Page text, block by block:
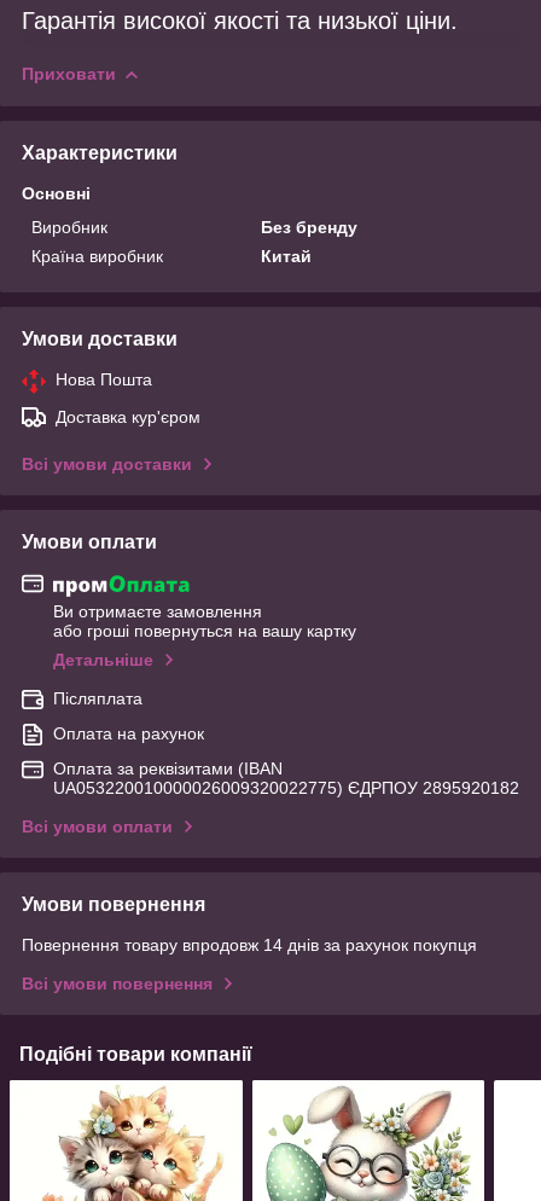
Гарантія високої якості та низької ціни.
Приховати
Характеристики
Основні
Виробник
Без бренду
Країна виробник
Китай
Умови доставки
Нова Пошта
Доставка кур'єром
Всі умови доставки
Умови оплати
Ви отримаєте замовлення
або гроші повернуться на вашу картку
Детальніше
Післяплата
Оплата на рахунок
Оплата за реквізитами (IBAN
UA053220010000026009320022775) ЄДРПОУ 2895920182
Всі умови оплати
Умови повернення
Повернення товару впродовж 14 днів за рахунок покупця
Всі умови повернення
Подібні товари компанії